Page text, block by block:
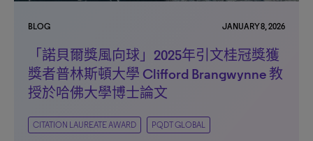
BLOG JANUARY 8, 2026
「諾貝爾獎風向球」2025年引文桂冠獎獲
獎者普林斯頓大學 Clifford Brangwynne 教
授於哈佛大學博士論文
CITATION LAUREATE AWARD PQDT GLOBAL